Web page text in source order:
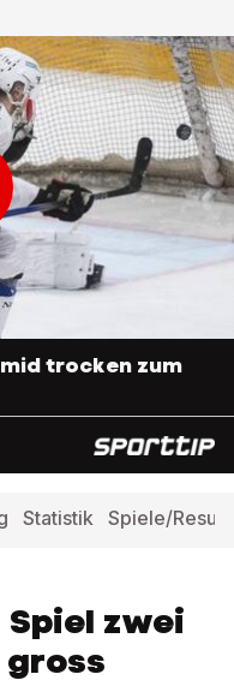
trocken zum
Statistik Spiele/
zwei